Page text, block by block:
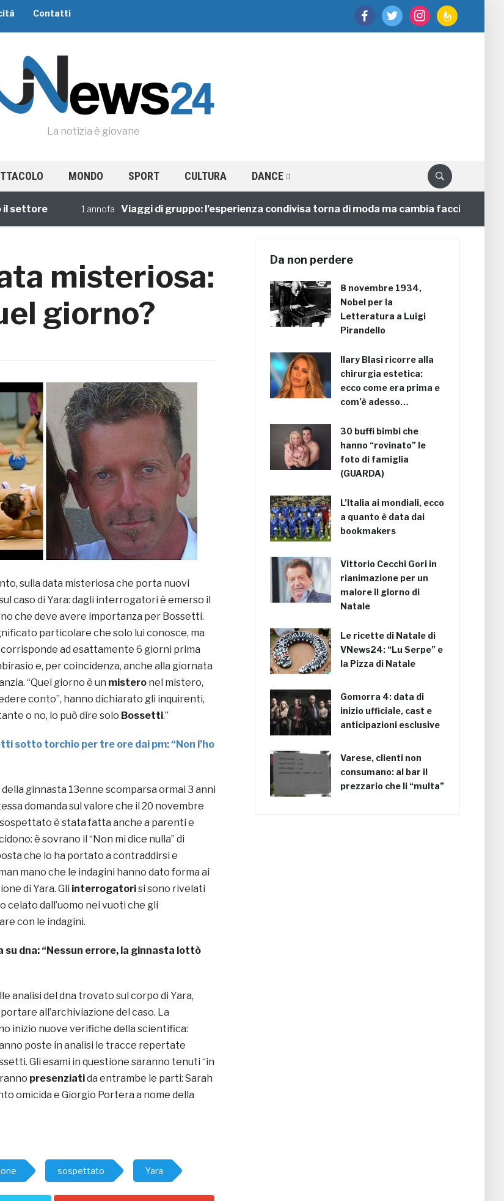
facebooktwitter instagramfeedburner
Contatti
La notizia è giovane
MONDO SPORT CULTURA DANCE
1 annofa Viaggi di gruppo: l’esperienza condivisa torna di moda ma cambia faccia
misteriosa:
giorno?
sulla data misteriosa che porta nuovi
caso di Yara: dagli interrogatori è emerso il
che deve avere importanza per Bossetti.
particolare che solo lui conosce, ma
ad esattamente 6 giorni prima
e, per coincidenza, anche alla giornata
“Quel giorno è un mistero nel mistero,
conto”, hanno dichiarato gli inquirenti,
o no, lo può dire solo Bossetti.”
sotto torchio per tre ore dai pm: “Non l’ho
ginnasta 13enne scomparsa ormai 3 anni
domanda sul valore che il 20 novembre
è stata fatta anche a parenti e
è sovrano il “Non mi dice nulla” di
che lo ha portato a contraddirsi e
mano che le indagini hanno dato forma ai
di Yara. Gli interrogatorisi sono rivelati
celato dall’uomo nei vuoti che gli
con le indagini.
su dna: “Nessun errore, la ginnasta lottò
analisi del dna trovato sul corpo di Yara,
all’archiviazione del caso. La
inizio nuove verifiche della scientifica:
poste in analisi le tracce repertate
Gli esami in questione saranno tenuti “in
presenziatida entrambe le parti: Sarah
omicida e Giorgio Portera a nome della
sospettato Yara
Da non perdere
8 novembre 1934,
Nobel per la
Letteratura a Luigi
Pirandello
Ilary Blasi ricorre alla
chirurgia estetica:
ecco come era prima e
com’è adesso…
30 buffi bimbi che
hanno “rovinato” le
foto di famiglia
(GUARDA)
L’Italia ai mondiali, ecco
a quanto è data dai
bookmakers
Vittorio Cecchi Gori in
rianimazione per un
malore il giorno di
Natale
Le ricette di Natale di
VNews24: “Lu Serpe” e
la Pizza di Natale
Gomorra 4: data di
inizio ufficiale, cast e
anticipazioni esclusive
Varese, clienti non
consumano: al bar il
prezzario che li “multa”